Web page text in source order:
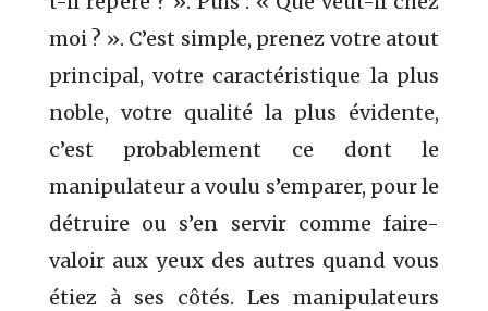
moi ? ». C’est simple, prenez votre atout
principal, votre caractéristique la plus
noble, votre qualité la plus évidente,
c’est probablement ce dont le
manipulateur a voulu s’emparer, pour le
détruire ou s’en servir comme faire-
valoir aux yeux des autres quand vous
étiez à ses côtés. Les manipulateurs